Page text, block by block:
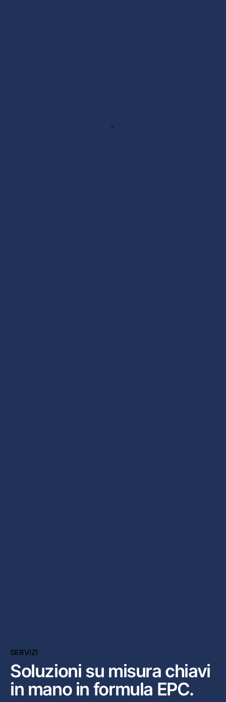
SERVIZI
Soluzioni su misura chiavi
in mano in formula EPC.